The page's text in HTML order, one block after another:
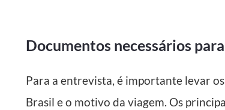
Documentos necessários
Para a entrevista, é importante levar
Brasil e o motivo da viagem. Os